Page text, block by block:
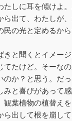
たしに耳を傾けよ
ら出て、わたしが
の光と定めるから
きと聞くとイメー
てたけど。そーな
のか？と思う。だ
みと喜びがあって
観葉植物の植替え
ら出して根を崩し